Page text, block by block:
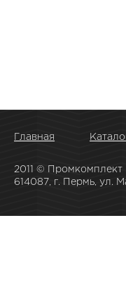
Главная
2011 © Промкомплект
614087, г. Пермь, ул.